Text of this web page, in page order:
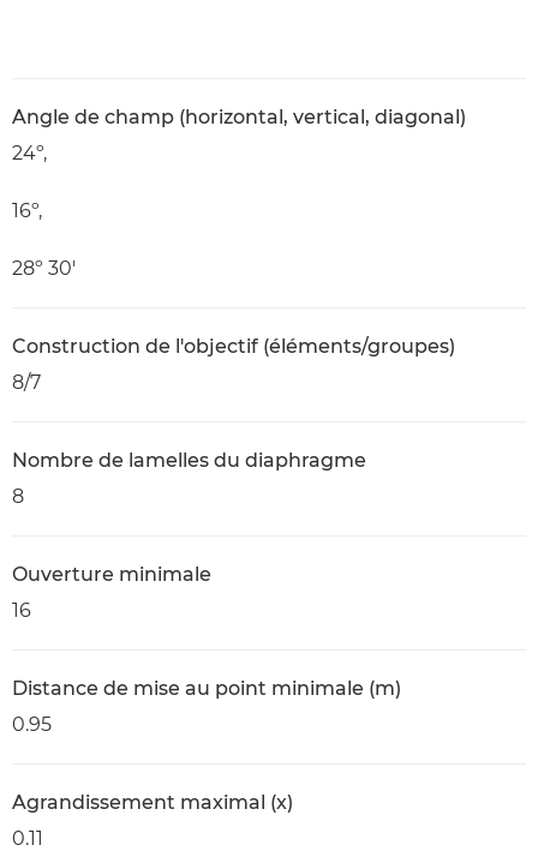
Angle de champ (horizontal, vertical, diagonal)
24º,
16º,
28º 30'
Construction de l'objectif (éléments/groupes)
8/7
Nombre de lamelles du diaphragme
8
Ouverture minimale
16
Distance de mise au point minimale (m)
0.95
Agrandissement maximal (x)
0.11